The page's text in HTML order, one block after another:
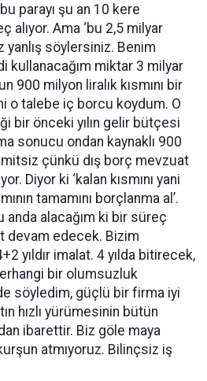
parayı şu an 10 kere
alıyor. Ama ‘bu 2,5 milyar
yanlış söylersiniz. Benim
kullanacağım miktar 3 milyar
900 milyon liralık kısmını bir
o talebe iç borcu koydum. O
bir önceki yılın gelir bütçesi
sonucu ondan kaynaklı 900
çünkü dış borç mevzuat
Diyor ki ‘kalan kısmını yani
tamamını borçlanma al’.
anda alacağım ki bir süreç
devam edecek. Bizim
yıldır imalat. 4 yılda bitirecek,
bir olumsuzluk
söyledim, güçlü bir firma iyi
hızlı yürümesinin bütün
ibarettir. Biz göle maya
atmıyoruz. Bilinçsiz iş